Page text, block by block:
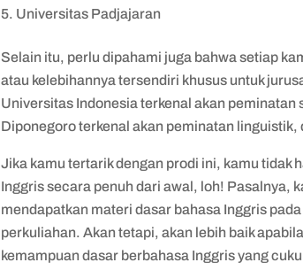
Universitas Padjajaran
Selain itu, perlu dipahami juga bahwa setiap
atau kelebihannya tersendiri khusus untuk
Universitas Indonesia terkenal akan peminatan
Diponegoro terkenal akan peminatan linguistik,
Jika kamu tertarik dengan prodi ini, kamu tidak
Inggris secara penuh dari awal, loh! Pasalnya,
mendapatkan materi dasar bahasa Inggris
perkuliahan. Akan tetapi, akan lebih baik
kemampuan dasar berbahasa Inggris yang